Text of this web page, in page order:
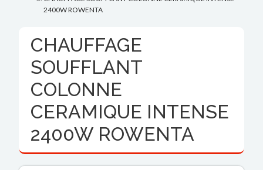
2400W ROWENTA
CHAUFFAGE
SOUFFLANT
COLONNE
CERAMIQUE INTENSE
2400W ROWENTA